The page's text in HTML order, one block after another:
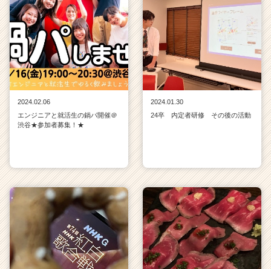
2024.02.06
エンジニアと就活生の鍋パ開催＠
渋谷★参加者募集！★
2024.01.30
24卒 内定者研修 その後の活動